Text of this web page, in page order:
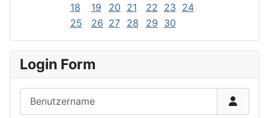
18
19 20 21 22 23 24
25
26 27 28 29 30
Login Form